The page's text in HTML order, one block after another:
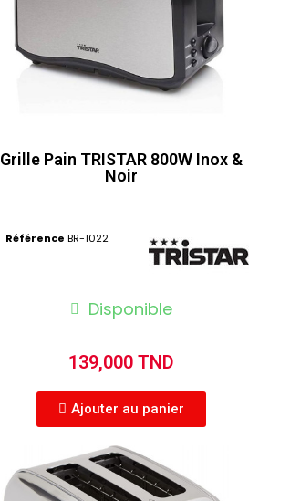
Grille Pain TRISTAR 800W Inox &
Noir
Référence BR-1022
Disponible
139,000 TND
Ajouter au panier